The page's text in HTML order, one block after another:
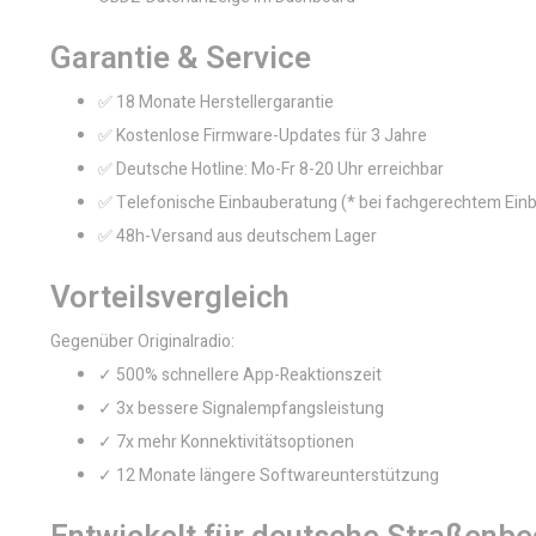
Garantie & Service
✅ 18 Monate Herstellergarantie
✅ Kostenlose Firmware-Updates für 3 Jahre
✅ Deutsche Hotline: Mo-Fr 8-20 Uhr erreichbar
✅ Telefonische Einbauberatung (* bei fachgerechtem
✅ 48h-Versand aus deutschem Lager
Vorteilsvergleich
Gegenüber Originalradio:
✓ 500% schnellere App-Reaktionszeit
✓ 3x bessere Signalempfangsleistung
✓ 7x mehr Konnektivitätsoptionen
✓ 12 Monate längere Softwareunterstützung